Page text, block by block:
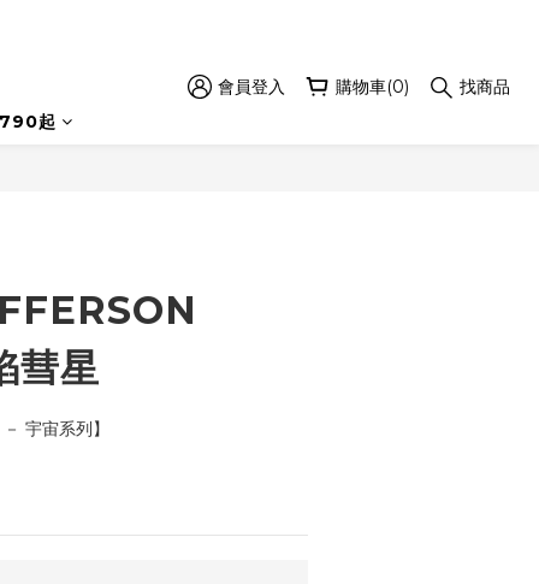
會員登入 購物車(0)
找商品
起
彗星
宇宙系列】
立即購買